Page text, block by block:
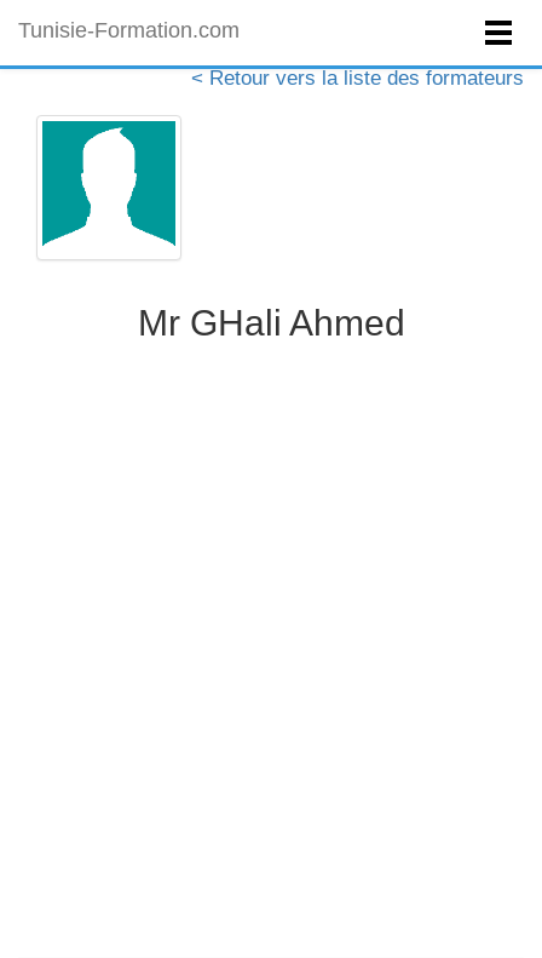
Tunisie-Formation.com
< Retour vers la liste des formateurs
Mr GHali Ahmed